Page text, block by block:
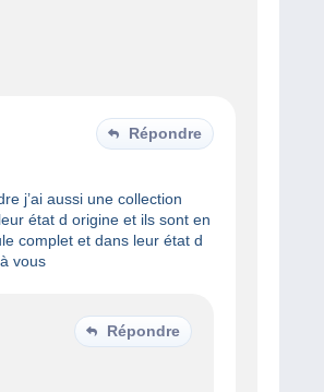
Répondre
j’ai aussi une collection
état d origine et ils sont en
complet et dans leur état d
vous
Répondre